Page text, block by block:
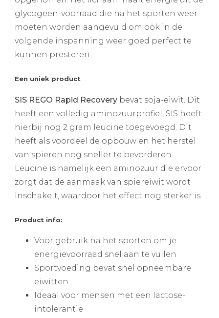
glycogeen-voorraad die na het sporten weer
moeten worden aangevuld om ook in de
volgende inspanning weer goed perfect te
kunnen presteren.
Een uniek product
SIS REGO Rapid Recovery bevat soja-eiwit. Dit
heeft een volledig aminozuurprofiel, SIS heeft
hierbij nog 2 gram leucine toegevoegd. Dit
heeft als voordeel de opbouw en het herstel
van spieren nog sneller te bevorderen.
Leucine is namelijk een aminozuur die ervoor
zorgt dat de aanmaak van spiereiwit wordt
inschakelt, waardoor het effect nog sterker is.
Product info:
Voor gebruik na het sporten om je
energievoorraad snel aan te vullen
Sportvoeding bevat snel opneembare
eiwitten
Ideaal voor mensen met een lactose-
intolerantie